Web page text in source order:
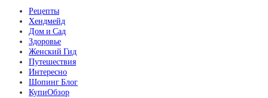
Рецепты
Хендмейд
Дом и Сад
Здоровье
Женский Гид
Путешествия
Интересно
Шопинг Блог
КупиОбзор